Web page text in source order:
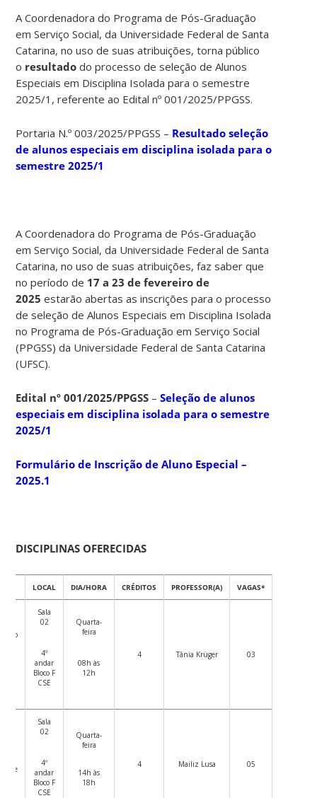
A Coordenadora do Programa de Pós-Graduação
em Serviço Social, da Universidade Federal de Santa
Catarina, no uso de suas atribuições, torna público
o resultado do processo de seleção de Alunos
Especiais em Disciplina Isolada para o semestre
2025/1, referente ao Edital nº 001/2025/PPGSS.
Portaria N.º 003/2025/PPGSS – Resultado seleção
de alunos especiais em disciplina isolada para o
semestre 2025/1
A Coordenadora do Programa de Pós-Graduação
em Serviço Social, da Universidade Federal de Santa
Catarina, no uso de suas atribuições, faz saber que
no período de 17 a 23 de fevereiro de
2025 estarão abertas as inscrições para o processo
de seleção de Alunos Especiais em Disciplina Isolada
no Programa de Pós-Graduação em Serviço Social
(PPGSS) da Universidade Federal de Santa Catarina
(UFSC).
Edital nº 001/2025/PPGSS –Seleção de alunos
especiais em disciplina isolada para o semestre
2025/1
Formulário de Inscrição de Aluno Especial –
2025.1
DISCIPLINAS OFERECIDAS
LOCAL DIA/HORA CRÉDITOS PROFESSOR(A) VAGAS*
Sala
02
4º
andar
Bloco F
CSE
Quarta-
feira
08h às
12h
4 Tânia Krüger 03
e
Sala
02
4º
andar
Bloco F
CSE
Quarta-
feira
14h às
18h
4 Mailiz Lusa 05